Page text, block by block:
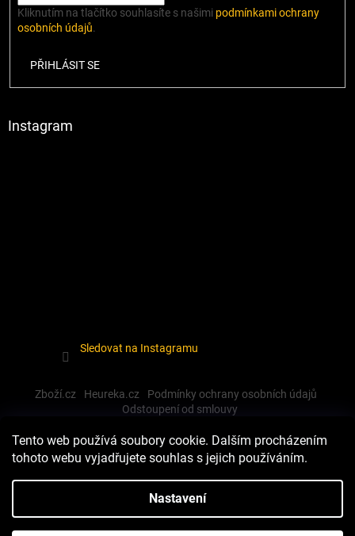
Tento web používá soubory cookie. Dalším procházením
tohoto webu vyjadřujete souhlas s jejich používáním.
Nastavení
Kliknutím na tlačítko souhlasíte s našimi podmínkami ochrany
osobních údajů.
PŘIHLÁSIT SE
Instagram
Sledovat na Instagramu
Zboží.cz Heureka.cz
Podmínky ochrany osobních údajů
Odstoupení od smlouvy